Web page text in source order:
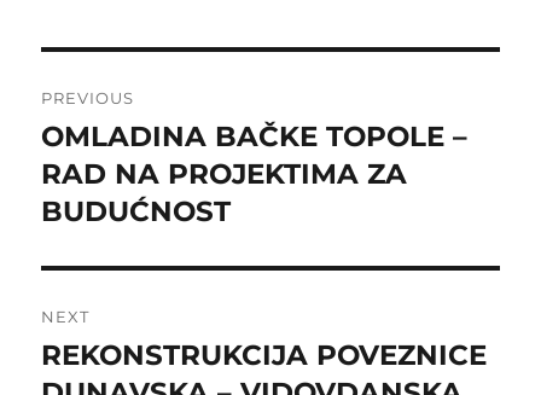
navigation
PREVIOUS
Previous
post:
OMLADINA BAČKE TOPOLE –
RAD NA PROJEKTIMA ZA
BUDUĆNOST
NEXT
Next
post:
REKONSTRUKCIJA POVEZNICE